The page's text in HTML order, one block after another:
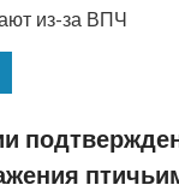
из-за ВПЧ